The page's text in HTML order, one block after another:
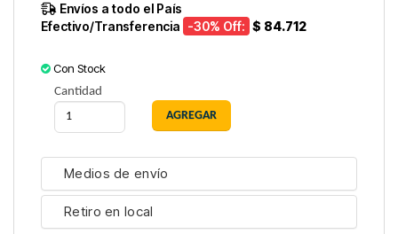
Envíos a todo el País
Efectivo/Transferencia -30% Off: $ 84.712
Con Stock
Cantidad
Medios de envío
Retiro en local